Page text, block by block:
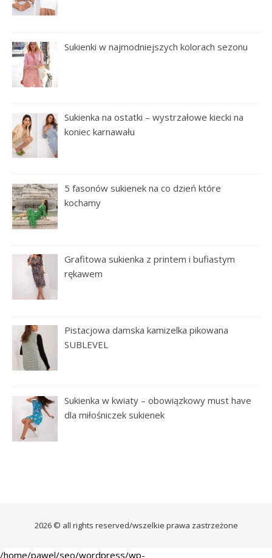
Sukienki w najmodniejszych kolorach sezonu
Sukienka na ostatki – wystrzałowe kiecki na
koniec karnawału
5 fasonów sukienek na co dzień które
kochamy
Grafitowa sukienka z printem i bufiastym
rękawem
Pistacjowa damska kamizelka pikowana
SUBLEVEL
Sukienka w kwiaty – obowiązkowy must have
dla miłośniczek sukienek
2026 © all rights reserved/wszelkie prawa zastrzeżone
/home/pawel/seo/wordpress/wp-